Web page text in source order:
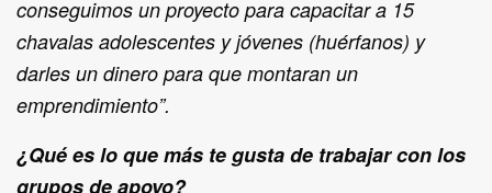
conseguimos un proyecto para capacitar a 15
chavalas adolescentes y jóvenes (huérfanos) y
darles un dinero para que montaran un
emprendimiento”.
¿Qué es lo que más te gusta de trabajar con los
grupos de apoyo?